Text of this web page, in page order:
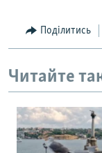
Поділитись
Читайте